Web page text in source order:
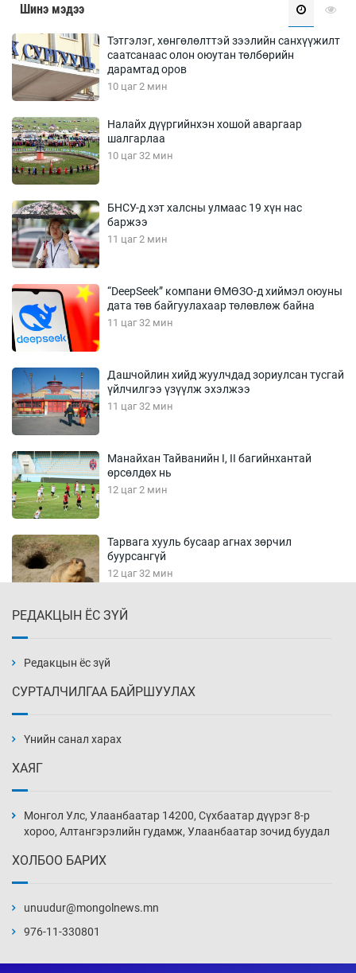
Шинэ мэдээ
Тэтгэлэг, хөнгөлөлттэй зээлийн санхүүжилт
саатсанаас олон оюутан төлбөрийн
дарамтад оров
10 цаг 2 мин
Налайх дүүргийнхэн хошой аваргаар
шалгарлаа
10 цаг 32 мин
БНСУ-д хэт халсны улмаас 19 хүн нас
баржээ
11 цаг 2 мин
“DeepSeek” компани ӨМӨЗО-д хиймэл оюуны
дата төв байгуулахаар төлөвлөж байна
11 цаг 32 мин
Дашчойлин хийд жуулчдад зориулсан тусгай
үйлчилгээ үзүүлж эхэлжээ
11 цаг 32 мин
Манайхан Тайванийн I, II багийнхантай
өрсөлдөх нь
12 цаг 2 мин
Тарвага хууль бусаар агнах зөрчил
буурсангүй
12 цаг 32 мин
13 цаг 2 мин
13 цаг 32 мин
14 цаг 2 мин
хэмжээг шинэчлэн тогтоох нь
РЕДАКЦЫН ЁС ЗҮЙ
Редакцын ёс зүй
СУРТАЛЧИЛГАА БАЙРШУУЛАХ
Үнийн санал харах
ХАЯГ
Монгол Улс, Улаанбаатар 14200, Сүхбаатар дүүрэг 8-р
хороо, Алтангэрэлийн гудамж, Улаанбаатар зочид буудал
ХОЛБОО БАРИХ
unuudur@mongolnews.mn
976-11-330801